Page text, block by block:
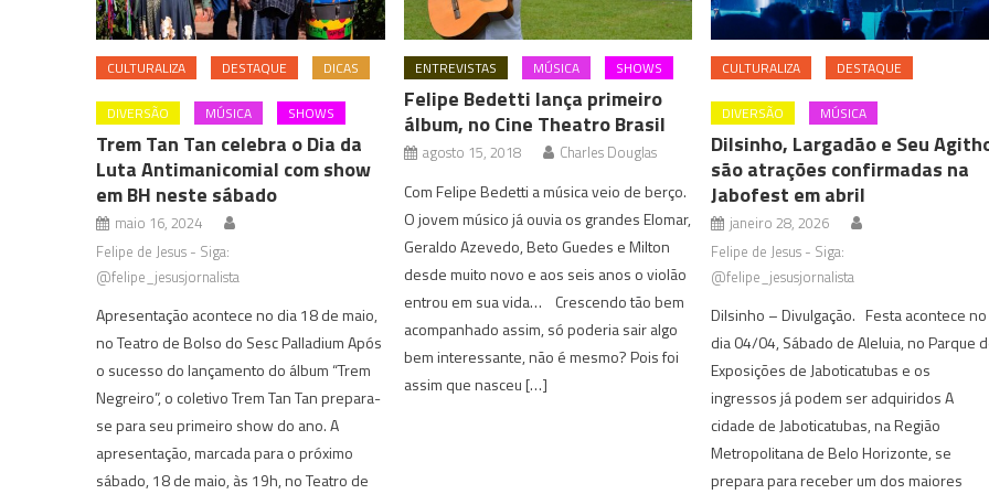
CULTURALIZA DESTAQUE DICAS
DIVERSÃO MÚSICA SHOWS
Trem Tan Tan celebra o Dia da
Luta Antimanicomial com show
em BH neste sábado
maio 16, 2024
Felipe de Jesus - Siga:
@felipe_jesusjornalista
Apresentação acontece no dia 18 de maio,
no Teatro de Bolso do Sesc Palladium Após
o sucesso do lançamento do álbum “Trem
Negreiro”, o coletivo Trem Tan Tan prepara-
se para seu primeiro show do ano. A
apresentação, marcada para o próximo
sábado, 18 de maio, às 19h, no Teatro de
ENTREVISTAS MÚSICA SHOWS
Felipe Bedetti lança primeiro
álbum, no Cine Theatro Brasil
agosto 15, 2018 Charles Douglas
Com Felipe Bedetti a música veio de berço.
O jovem músico já ouvia os grandes Elomar,
Geraldo Azevedo, Beto Guedes e Milton
desde muito novo e aos seis anos o violão
entrou em sua vida… Crescendo tão bem
acompanhado assim, só poderia sair algo
bem interessante, não é mesmo? Pois foi
assim que nasceu […]
CULTURALIZA DESTAQUE
DIVERSÃO MÚSICA
Dilsinho, Largadão e Seu
são atrações confirmadas na
Jabofest em abril
janeiro 28, 2026
Felipe de Jesus - Siga:
@felipe_jesusjornalista
Dilsinho – Divulgação. Festa acontece no
dia 04/04, Sábado de Aleluia, no Parque
Exposições de Jaboticatubas e os
ingressos já podem ser adquiridos A
cidade de Jaboticatubas, na Região
Metropolitana de Belo Horizonte, se
prepara para receber um dos maiores